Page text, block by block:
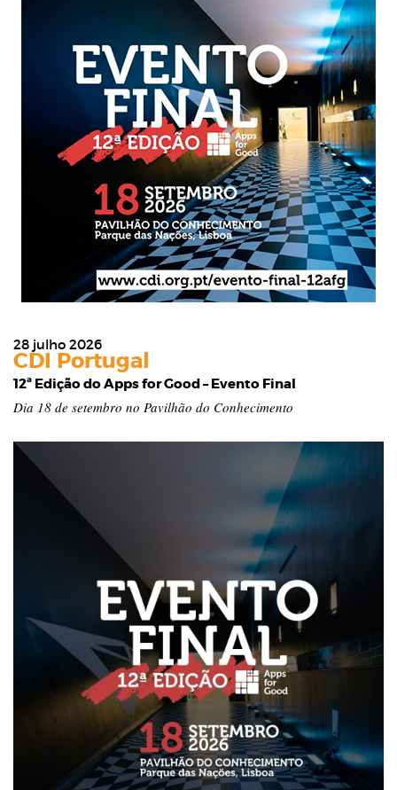
28 julho 2026
CDI Portugal
12ª Edição do Apps for Good – Evento Final
Dia 18 de setembro no Pavilhão do Conhecimento